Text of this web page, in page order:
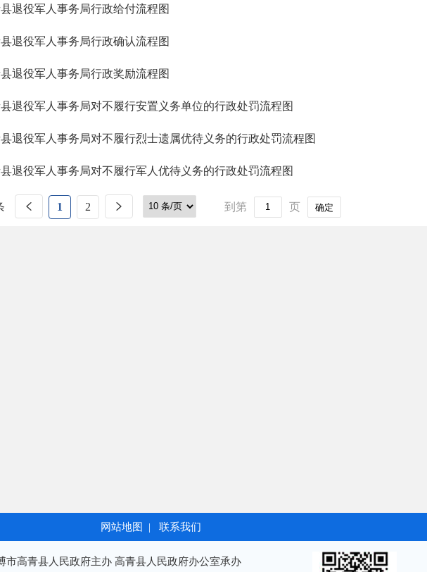
退役军人事务局行政给付流程图
退役军人事务局行政确认流程图
退役军人事务局行政奖励流程图
退役军人事务局对不履行安置义务单位的行政处罚流程图
退役军人事务局对不履行烈士遗属优待义务的行政处罚流程图
退役军人事务局对不履行军人优待义务的行政处罚流程图
1 2 到第 页 确定
网站地图 | 联系我们
市高青县人民政府主办 高青县人民政府办公室承办